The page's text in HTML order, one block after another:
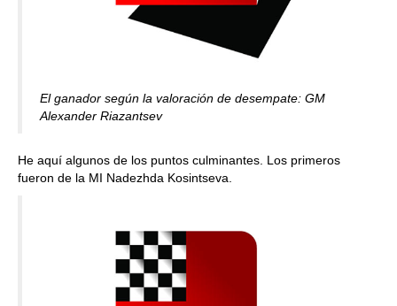
El ganador según la valoración de desempate: GM
Alexander Riazantsev
He aquí algunos de los puntos culminantes. Los primeros
fueron de la MI Nadezhda Kosintseva.